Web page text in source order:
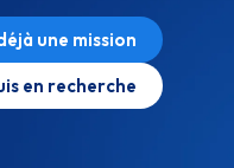
une mission
en recherche